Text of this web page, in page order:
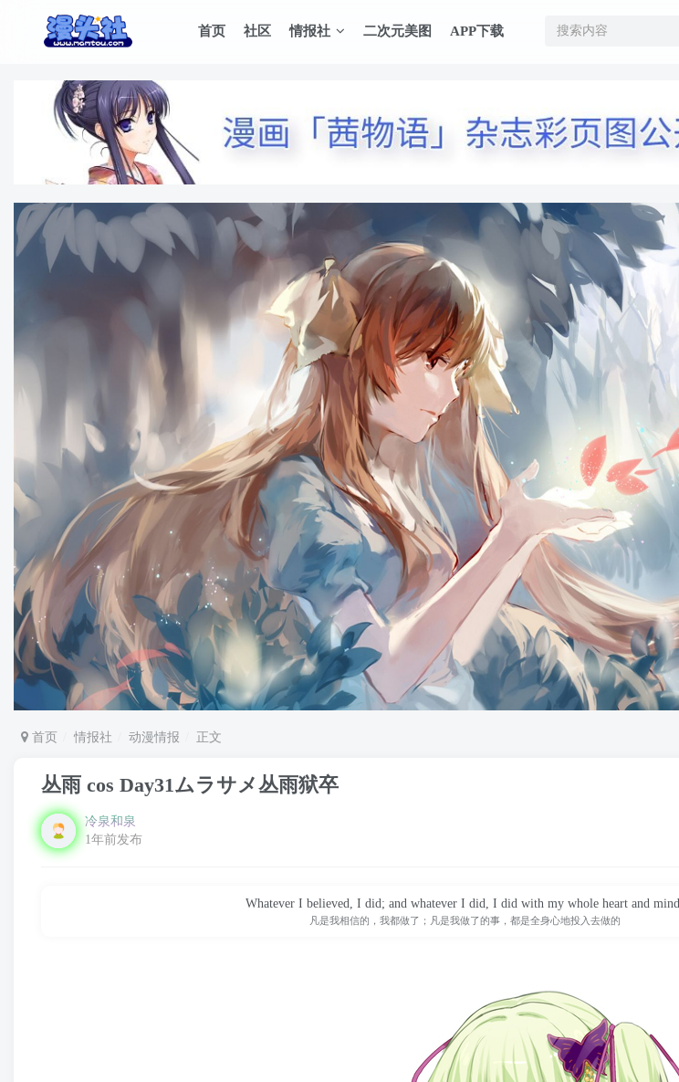
首页 社区 情报社 二次元美图 APP下载
首页 情报社 动漫情报 正文
丛雨 cos Day31ムラサメ丛雨狱卒
冷泉和泉
1年前发布
Whatever I believed, I did; and whatever I did, I did with my whole heart and mind.
凡是我相信的，我都做了；凡是我做了的事，都是全身心地投入去做的